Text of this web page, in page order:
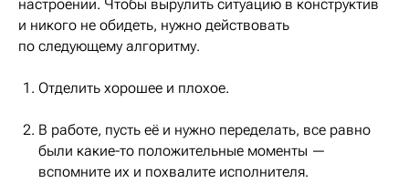
настроении. Чтобы вырулить ситуацию в конструктив
и никого не обидеть, нужно действовать
по следующему алгоритму.
Отделить хорошее и плохое.
В работе, пусть её и нужно переделать, все равно
были какие-то положительные моменты —
вспомните их и похвалите исполнителя.